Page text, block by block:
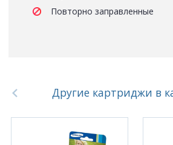
Повторно заправленные
Другие картриджи в